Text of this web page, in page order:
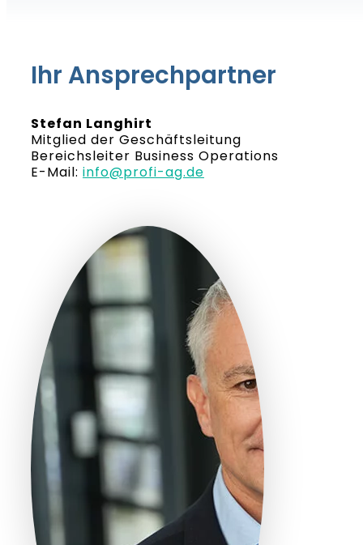
Ihr Ansprechpartner
Stefan Langhirt
Mitglied der Geschäftsleitung
Bereichsleiter Business Operations
E-Mail: info@profi-ag.de